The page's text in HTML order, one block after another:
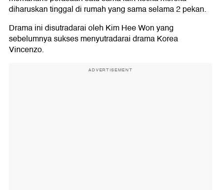
diharuskan tinggal di rumah yang sama selama 2 pekan.
Drama ini disutradarai oleh Kim Hee Won yang
sebelumnya sukses menyutradarai drama Korea
Vincenzo.
ADVERTISEMENT